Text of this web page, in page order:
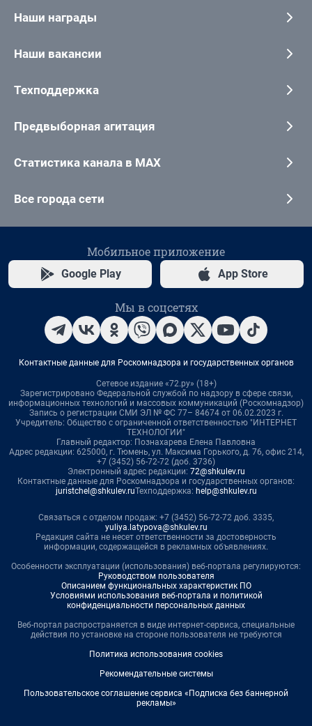
Наши награды
Наши вакансии
Техподдержка
Предвыборная агитация
Статистика канала в MAX
Все города сети
Мобильное приложение
Google Play App Store
Мы в соцсетях
Контактные данные для Роскомнадзора и государственных органов
Сетевое издание «72.ру» (18+)
Зарегистрировано Федеральной службой по надзору в сфере связи,
информационных технологий и массовых коммуникаций (Роскомнадзор)
Запись о регистрации СМИ ЭЛ № ФС 77– 84674 от 06.02.2023 г.
Учредитель: Общество с ограниченной ответственностью "ИНТЕРНЕТ
ТЕХНОЛОГИИ"
Главный редактор: Познахарева Елена Павловна
Адрес редакции: 625000, г. Тюмень, ул. Максима Горького, д. 76, офис 214,
+7 (3452) 56-72-72 (доб. 3736)
Электронный адрес редакции: 72@shkulev.ru
Контактные данные для Роскомнадзора и государственных органов:
juristchel@shkulev.ruТехподдержка: help@shkulev.ru
Связаться с отделом продаж: +7 (3452) 56-72-72 доб. 3335,
yuliya.latypova@shkulev.ru
Редакция сайта не несет ответственности за достоверность
информации, содержащейся в рекламных объявлениях.
Особенности эксплуатации (использования) веб-портала регулируются:
Руководством пользователя
Описанием функциональных характеристик ПО
Условиями использования веб-портала и политикой
конфиденциальности персональных данных
Веб-портал распространяется в виде интернет-сервиса, специальные
действия по установке на стороне пользователя не требуются
Политика использования cookies
Рекомендательные системы
Пользовательское соглашение сервиса «Подписка без баннерной
рекламы»